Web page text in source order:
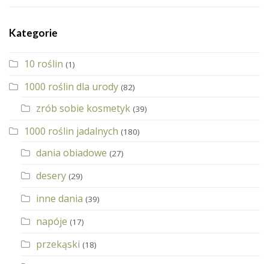
Kategorie
10 roślin (1)
1000 roślin dla urody (82)
zrób sobie kosmetyk (39)
1000 roślin jadalnych (180)
dania obiadowe (27)
desery (29)
inne dania (39)
napóje (17)
przekąski (18)